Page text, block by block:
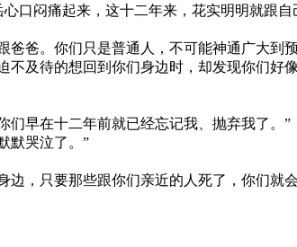
闷痛起来，这十二年来，花实明明就跟自
爸。你们只是普通人，不可能神通广大到
及待的想回到你们身边时，却发现你们好
早在十二年前就已经忘记我、抛弃我了。”
默哭泣了。”
，只要那些跟你们亲近的人死了，你们就